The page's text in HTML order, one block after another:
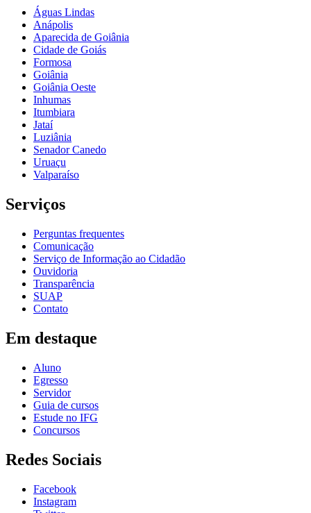
Águas Lindas
Anápolis
Aparecida de Goiânia
Cidade de Goiás
Formosa
Goiânia
Goiânia Oeste
Inhumas
Itumbiara
Jataí
Luziânia
Senador Canedo
Uruaçu
Valparaíso
Serviços
Perguntas frequentes
Comunicação
Serviço de Informação ao Cidadão
Ouvidoria
Transparência
SUAP
Contato
Em destaque
Aluno
Egresso
Servidor
Guia de cursos
Estude no IFG
Concursos
Redes Sociais
Facebook
Instagram